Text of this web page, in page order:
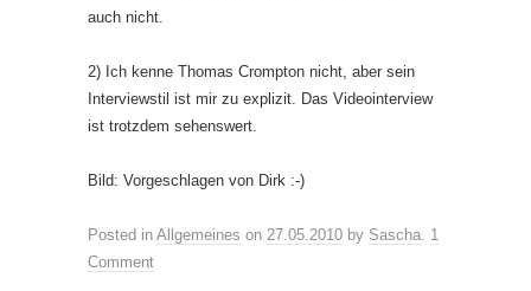
auch nicht.
2) Ich kenne Thomas Crompton nicht, aber sein
Interviewstil ist mir zu explizit. Das Videointerview
ist trotzdem sehenswert.
Bild: Vorgeschlagen von Dirk :-)
Posted in Allgemeines on 27.05.2010 by Sascha 1
Comment